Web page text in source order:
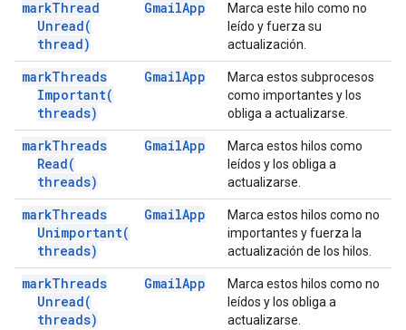
markThread
Unread(
thread)
GmailApp
Marca este hilo como no
leído y fuerza su
actualización.
markThreads
Important(
threads)
GmailApp
Marca estos subprocesos
como importantes y los
obliga a actualizarse.
markThreads
Read(
threads)
GmailApp
Marca estos hilos como
leídos y los obliga a
actualizarse.
markThreads
Unimportant(
threads)
GmailApp
Marca estos hilos como no
importantes y fuerza la
actualización de los hilos.
markThreads
Unread(
threads)
GmailApp
Marca estos hilos como no
leídos y los obliga a
actualizarse.